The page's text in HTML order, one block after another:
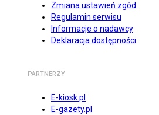
Zmiana ustawień zgód
Regulamin serwisu
Informacje o nadawcy
Deklaracja dostępności
PARTNERZY
E-kiosk.pl
E-gazety.pl